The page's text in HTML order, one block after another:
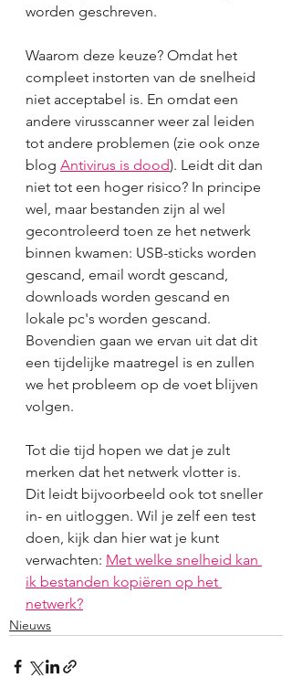
worden geschreven.
Waarom deze keuze? Omdat het
compleet instorten van de snelheid
niet acceptabel is. En omdat een
andere virusscanner weer zal leiden
tot andere problemen (zie ook onze
blog Antivirus is dood). Leidt dit dan
niet tot een hoger risico? In principe
wel, maar bestanden zijn al wel
gecontroleerd toen ze het netwerk
binnen kwamen: USB-sticks worden
gescand, email wordt gescand,
downloads worden gescand en
lokale pc's worden gescand.
Bovendien gaan we ervan uit dat dit
een tijdelijke maatregel is en zullen
we het probleem op de voet blijven
volgen.
Tot die tijd hopen we dat je zult
merken dat het netwerk vlotter is.
Dit leidt bijvoorbeeld ook tot sneller
in- en uitloggen. Wil je zelf een test
doen, kijk dan hier wat je kunt
verwachten: Met welke snelheid kan
ik bestanden kopiëren op het
netwerk?
Nieuws